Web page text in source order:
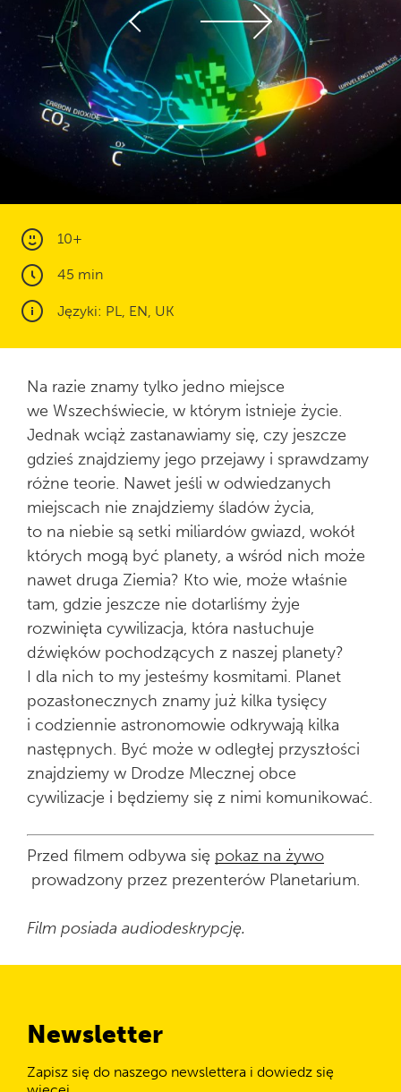
10+
45 min
Języki: PL, EN, UK
Na razie znamy tylko jedno miejsce
we Wszechświecie, w którym istnieje życie.
Jednak wciąż zastanawiamy się, czy jeszcze
gdzieś znajdziemy jego przejawy i sprawdzamy
różne teorie. Nawet jeśli w odwiedzanych
miejscach nie znajdziemy śladów życia,
to na niebie są setki miliardów gwiazd, wokół
których mogą być planety, a wśród nich może
nawet druga Ziemia? Kto wie, może właśnie
tam, gdzie jeszcze nie dotarliśmy żyje
rozwinięta cywilizacja, która nasłuchuje
dźwięków pochodzących z naszej planety?
I dla nich to my jesteśmy kosmitami. Planet
pozasłonecznych znamy już kilka tysięcy
i codziennie astronomowie odkrywają kilka
następnych. Być może w odległej przyszłości
znajdziemy w Drodze Mlecznej obce
cywilizacje i będziemy się z nimi komunikować.
Przed filmem odbywa się pokaz na żywo
prowadzony przez prezenterów Planetarium.
Film posiada audiodeskrypcję.
Newsletter
Zapisz się do naszego newslettera i dowiedz się